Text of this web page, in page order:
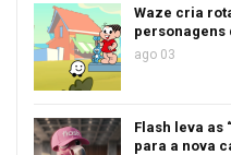
Waze cria
personagens
ago 03
Flash leva as
para a nova